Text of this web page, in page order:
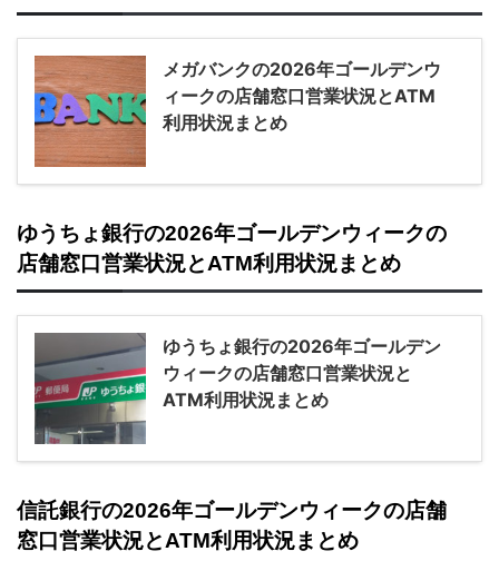
メガバンクの2026年ゴールデンウ
ィークの店舗窓口営業状況とATM
利用状況まとめ
ゆうちょ銀行の2026年ゴールデンウィークの
店舗窓口営業状況とATM利用状況まとめ
ゆうちょ銀行の2026年ゴールデン
ウィークの店舗窓口営業状況と
ATM利用状況まとめ
信託銀行の2026年ゴールデンウィークの店舗
窓口営業状況とATM利用状況まとめ